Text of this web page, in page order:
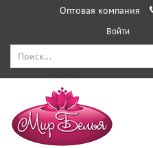
Оптовая компания
Войти